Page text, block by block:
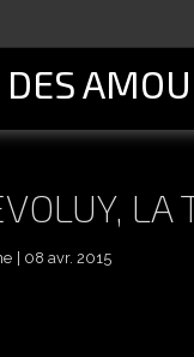
DES
LA
08 avr. 2015